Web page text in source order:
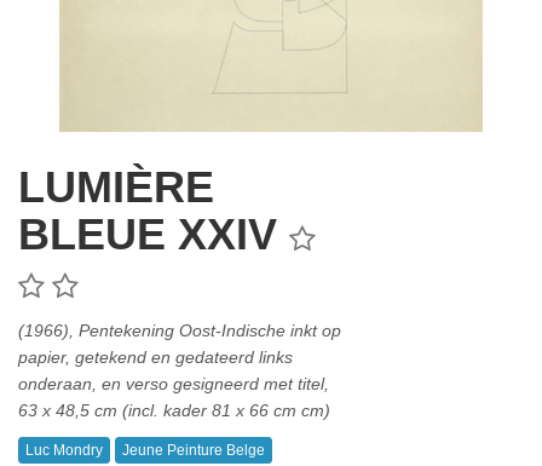
LUMIÈRE
BLEUE XXIV
(1966), Pentekening Oost-Indische inkt op
papier, getekend en gedateerd links
onderaan, en verso gesigneerd met titel,
63 x 48,5 cm (incl. kader 81 x 66 cm cm)
Luc Mondry Jeune Peinture Belge